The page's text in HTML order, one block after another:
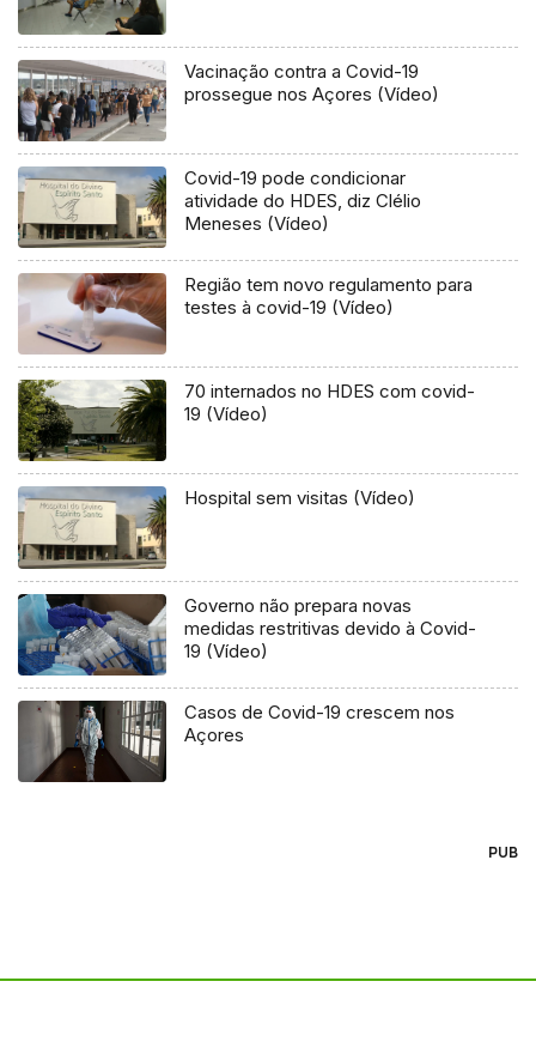
Vacinação contra a Covid-19
prossegue nos Açores (Vídeo)
Covid-19 pode condicionar
atividade do HDES, diz Clélio
Meneses (Vídeo)
Região tem novo regulamento para
testes à covid-19 (Vídeo)
70 internados no HDES com covid-
19 (Vídeo)
Hospital sem visitas (Vídeo)
Governo não prepara novas
medidas restritivas devido à Covid-
19 (Vídeo)
Casos de Covid-19 crescem nos
Açores
PUB